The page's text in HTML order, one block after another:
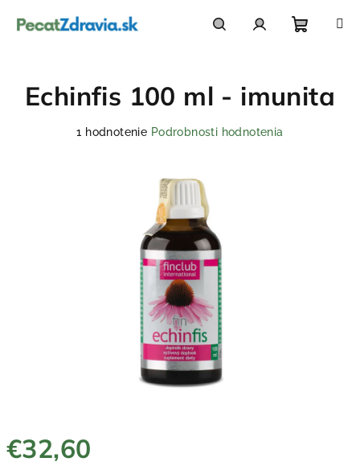
košík
€32,60
Echinfis 100 ml - imunita
Priemerné
hviezdičiek.
1 hodnotenie Podrobnosti hodnotenia